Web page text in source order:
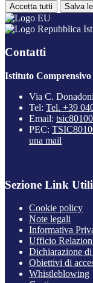
Accetta tutti Salva
Contatti
Istituto
Via C.
Tel: Tel. +39
Email:
PEC:
una mail
Sezione Link Utili
Cookie policy
Note legali
Informativa
Ufficio
Dichiarazione
Obiettivi di
Whistleblowing